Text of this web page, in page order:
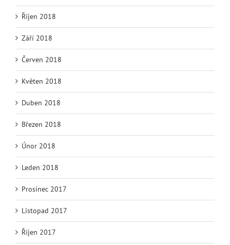
Říjen 2018
Září 2018
Červen 2018
Květen 2018
Duben 2018
Březen 2018
Únor 2018
Leden 2018
Prosinec 2017
Listopad 2017
Říjen 2017